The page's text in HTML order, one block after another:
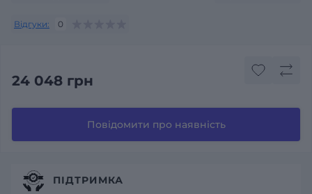
Відгуки: 0
24 048 грн
Повідомити про наявність
ПІДТРИМКА